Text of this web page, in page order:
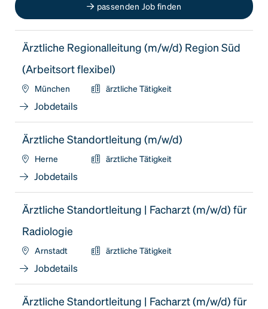
passenden Job finden
Ärztliche Regionalleitung (m/w/d) Region Süd
(Arbeitsort flexibel)
München ärztliche Tätigkeit
Jobdetails
Ärztliche Standortleitung (m/w/d)
Herne ärztliche Tätigkeit
Jobdetails
Ärztliche Standortleitung | Facharzt (m/w/d) für
Radiologie
Arnstadt ärztliche Tätigkeit
Jobdetails
Ärztliche Standortleitung | Facharzt (m/w/d) für